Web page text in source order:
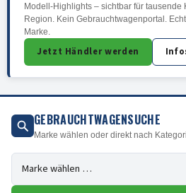
Modell-Highlights – sichtbar für tausende
Region. Kein Gebrauchtwagenportal.
Marke.
Jetzt Händler werden
GEBRAUCHTWAGENSUCHE
Marke wählen oder direkt nach